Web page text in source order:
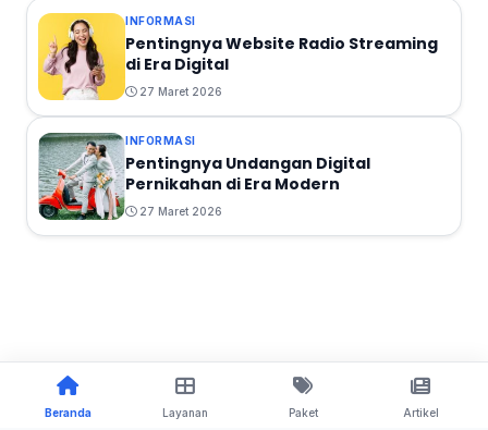
INFORMASI
Pentingnya Website Radio Streaming
di Era Digital
27 Maret 2026
INFORMASI
Pentingnya Undangan Digital
Pernikahan di Era Modern
27 Maret 2026
Beranda Layanan Paket Artikel